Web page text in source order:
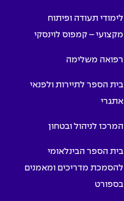
לימודי תעודה ופיתוח
מקצועי – קמפוס לוינסקי
רפואה משלימה
בית הספר לתיירות ולפנאי
אתגרי
המרכז לניהול ובטחון
בית הספר הבינלאומי
להסמכת מדריכים ומאמנים
בספורט